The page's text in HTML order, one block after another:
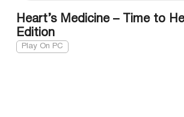
Heart’s Medicine – Time to
Edition
Play On PC